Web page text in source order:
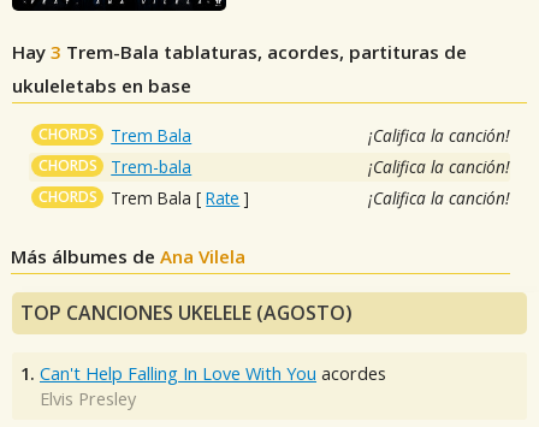
Hay 3 Trem-Bala tablaturas, acordes, partituras de
ukuleletabs en base
CHORDS Trem Bala ¡Califica la canción!
CHORDS Trem-bala ¡Califica la canción!
CHORDS Trem Bala [Rate ] ¡Califica la canción!
Más álbumes deAna Vilela
TOP CANCIONES UKELELE (AGOSTO)
1. Can't Help Falling In Love With You acordes
Elvis Presley